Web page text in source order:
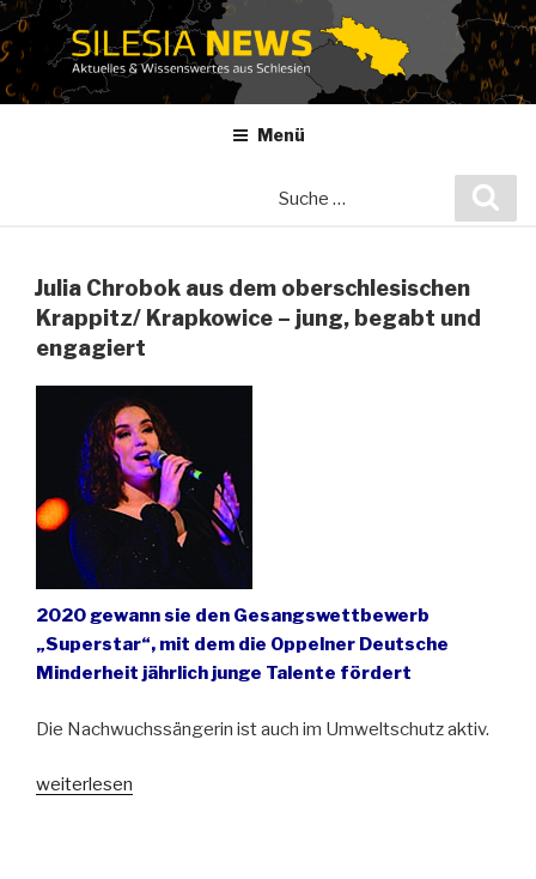
Zum
Inhalt
springen
Menü
Julia Chrobok aus dem oberschlesischen
Krappitz/ Krapkowice – jung, begabt und
engagiert
2020 gewann sie den Gesangswettbewerb
„Superstar“, mit dem die Oppelner Deutsche
Minderheit jährlich junge Talente fördert
Die Nachwuchssängerin ist auch im Umweltschutz aktiv.
„Julia
weiterlesen